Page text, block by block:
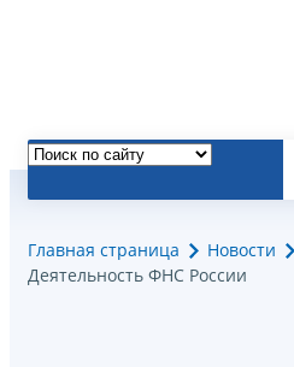
Главная страница
Новости
Деятельность ФНС России